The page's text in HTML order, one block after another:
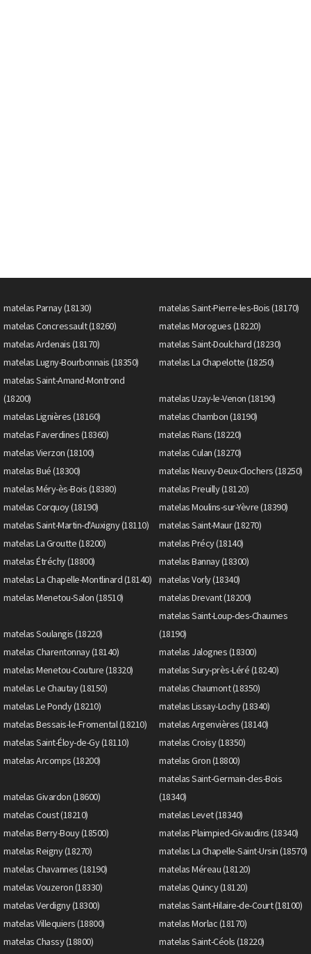
matelas Parnay (18130)
matelas Saint-Pierre-les-Bois (18170)
matelas Concressault (18260)
matelas Morogues (18220)
matelas Ardenais (18170)
matelas Saint-Doulchard (18230)
matelas Lugny-Bourbonnais (18350)
matelas La Chapelotte (18250)
matelas Saint-Amand-Montrond
(18200)
matelas Uzay-le-Venon (18190)
matelas Lignières (18160)
matelas Chambon (18190)
matelas Faverdines (18360)
matelas Rians (18220)
matelas Vierzon (18100)
matelas Culan (18270)
matelas Bué (18300)
matelas Neuvy-Deux-Clochers (18250)
matelas Méry-ès-Bois (18380)
matelas Preuilly (18120)
matelas Corquoy (18190)
matelas Moulins-sur-Yèvre (18390)
matelas Saint-Martin-d'Auxigny (18110)
matelas Saint-Maur (18270)
matelas La Groutte (18200)
matelas Précy (18140)
matelas Étréchy (18800)
matelas Bannay (18300)
matelas La Chapelle-Montlinard (18140)
matelas Vorly (18340)
matelas Menetou-Salon (18510)
matelas Drevant (18200)
matelas Soulangis (18220)
matelas Saint-Loup-des-Chaumes
(18190)
matelas Charentonnay (18140)
matelas Jalognes (18300)
matelas Menetou-Couture (18320)
matelas Sury-près-Léré (18240)
matelas Le Chautay (18150)
matelas Chaumont (18350)
matelas Le Pondy (18210)
matelas Lissay-Lochy (18340)
matelas Bessais-le-Fromental (18210)
matelas Argenvières (18140)
matelas Saint-Éloy-de-Gy (18110)
matelas Croisy (18350)
matelas Arcomps (18200)
matelas Gron (18800)
matelas Givardon (18600)
matelas Saint-Germain-des-Bois
(18340)
matelas Coust (18210)
matelas Levet (18340)
matelas Berry-Bouy (18500)
matelas Plaimpied-Givaudins (18340)
matelas Reigny (18270)
matelas La Chapelle-Saint-Ursin (18570)
matelas Chavannes (18190)
matelas Méreau (18120)
matelas Vouzeron (18330)
matelas Quincy (18120)
matelas Verdigny (18300)
matelas Saint-Hilaire-de-Court (18100)
matelas Villequiers (18800)
matelas Morlac (18170)
matelas Chassy (18800)
matelas Saint-Céols (18220)